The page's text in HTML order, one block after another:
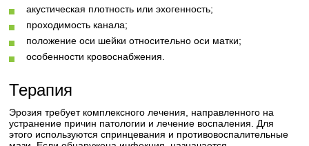
акустическая плотность или эхогенность;
проходимость канала;
положение оси шейки относительно оси матки;
особенности кровоснабжения.
Терапия
Эрозия требует комплексного лечения, направленного на
устранение причин патологии и лечение воспаления. Для
этого используются спринцевания и противовоспалительные